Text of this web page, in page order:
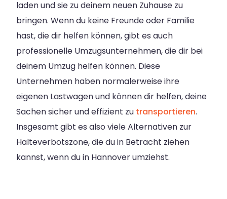
laden und sie zu deinem neuen Zuhause zu
bringen. Wenn du keine Freunde oder Familie
hast, die dir helfen können, gibt es auch
professionelle Umzugsunternehmen, die dir bei
deinem Umzug helfen können. Diese
Unternehmen haben normalerweise ihre
eigenen Lastwagen und können dir helfen, deine
Sachen sicher und effizient zu transportieren.
Insgesamt gibt es also viele Alternativen zur
Halteverbotszone, die du in Betracht ziehen
kannst, wenn du in Hannover umziehst.